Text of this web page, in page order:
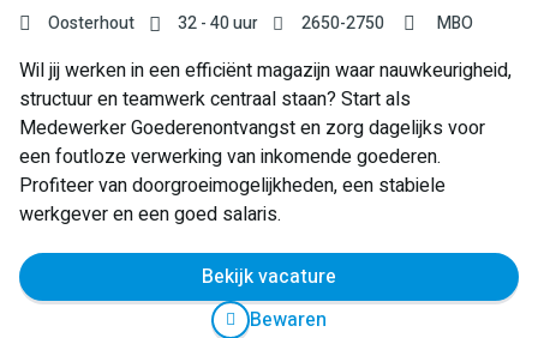
Oosterhout 32 - 40 uur 2650-2750 MBO
Wil jij werken in een efficiënt magazijn waar nauwkeurigheid,
structuur en teamwerk centraal staan? Start als
Medewerker Goederenontvangst en zorg dagelijks voor
een foutloze verwerking van inkomende goederen.
Profiteer van doorgroeimogelijkheden, een stabiele
werkgever en een goed salaris.
Bekijk vacature
Bewaren